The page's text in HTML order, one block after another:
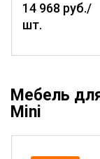
14 968 руб./
шт.
Мебель
Mini